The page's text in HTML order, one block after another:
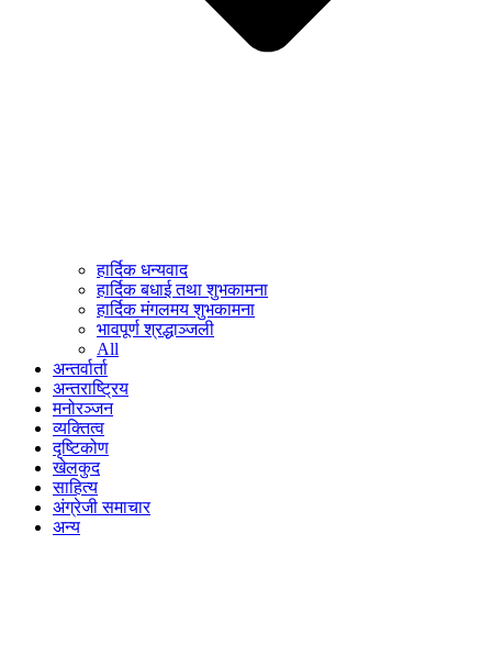
हार्दिक धन्यवाद
हार्दिक बधाई तथा शुभकामना
हार्दिक मंगलमय शुभकामना
भावपूर्ण श्रद्धाञ्जली
All
अन्तर्वार्ता
अन्तराष्ट्रिय
मनोरञ्जन
व्यक्तित्व
दृष्टिकोण
खेलकुद
साहित्य
अंग्रेजी समाचार
अन्य